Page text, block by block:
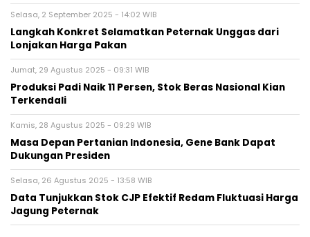
Selasa, 2 September 2025 - 14:02 WIB
Langkah Konkret Selamatkan Peternak Unggas dari
Lonjakan Harga Pakan
Jumat, 29 Agustus 2025 - 09:31 WIB
Produksi Padi Naik 11 Persen, Stok Beras Nasional Kian
Terkendali
Kamis, 28 Agustus 2025 - 09:29 WIB
Masa Depan Pertanian Indonesia, Gene Bank Dapat
Dukungan Presiden
Selasa, 26 Agustus 2025 - 13:58 WIB
Data Tunjukkan Stok CJP Efektif Redam Fluktuasi Harga
Jagung Peternak